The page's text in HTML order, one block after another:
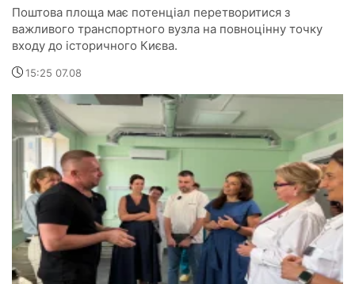
Поштова площа має потенціал перетворитися з
важливого транспортного вузла на повноцінну точку
входу до історичного Києва.
15:25 07.08